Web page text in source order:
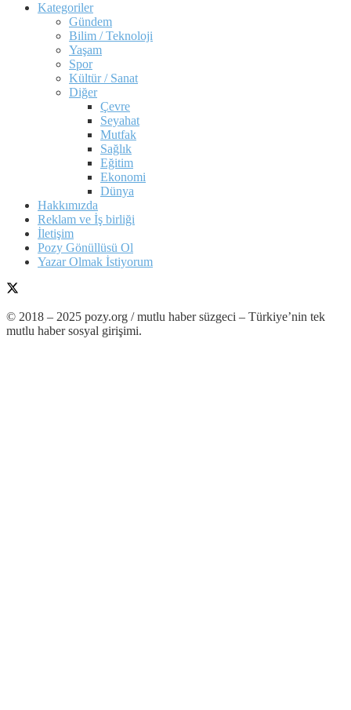
Kategoriler
Gündem
Bilim / Teknoloji
Yaşam
Spor
Kültür / Sanat
Diğer
Çevre
Seyahat
Mutfak
Sağlık
Eğitim
Ekonomi
Dünya
Hakkımızda
Reklam ve İş birliği
İletişim
Pozy Gönüllüsü Ol
Yazar Olmak İstiyorum
© 2018 – 2025 pozy.org / mutlu haber süzgeci – Türkiye’nin tek
mutlu haber sosyal girişimi.